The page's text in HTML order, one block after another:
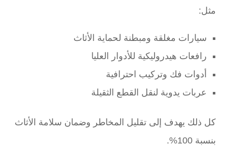
مثل:
سيارات مغلقة ومبطنة لحماية الأثاث
رافعات هيدروليكية للأدوار العليا
أدوات فك وتركيب احترافية
عربات يدوية لنقل القطع الثقيلة
كل ذلك يهدف إلى تقليل المخاطر وضمان سلامة الأثاث
بنسبة 100%.